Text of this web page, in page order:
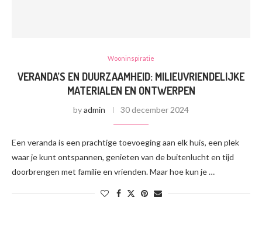
Wooninspiratie
VERANDA’S EN DUURZAAMHEID: MILIEUVRIENDELIJKE
MATERIALEN EN ONTWERPEN
byadmin 30 december 2024
Een veranda is een prachtige toevoeging aan elk huis, een plek
waar je kunt ontspannen, genieten van de buitenlucht en tijd
doorbrengen met familie en vrienden. Maar hoe kun je …